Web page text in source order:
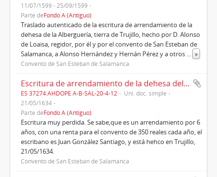
11/07/1599 - 25/09/1599
Parte deFondo A (Antiguo)
Traslado autenticado de la escritura de arrendamiento de la
dehesa de la Alberguería, tierra de Trujillo, hecho por D. Alonso
de Loaisa, regidor, por él y por el convento de San Esteban de
Salamanca, a Alonso Hernández y Hernán Pérez y a otros ... »
Convento de San Esteban de Salamanca
Escritura de arrendamiento de la dehesa del Pinarejo (1634)
ES 37274.AHDOPE A-B-SAL-20-4-12
Uni. doc. simple
21/05/1634
Parte deFondo A (Antiguo)
Escritura muy perdida. Se sabe,que es un arrendamiento por 6
años, con una renta para el convento de 350 reales cada año, el
escribano es Juan González Santiago, y está hehco en Trujillo,
21/05/1634.
Convento de San Esteban de Salamanca